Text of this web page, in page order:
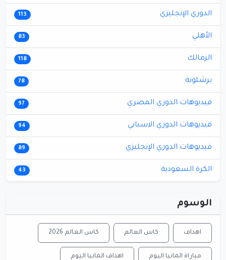
الدوري الإنجليزي 113
الأهلي 83
الزمالك 118
برشلونة 78
فيديوهات الدوري المصري 97
فيديوهات الدوري الاسباني 94
فيديوهات الدوري الإنجليزي 89
الكرة السعودية 43
الوسوم
اهداف كاس العالم كاس العالم 2026
مباراة المانيا اليوم اهداف المانيا اليوم